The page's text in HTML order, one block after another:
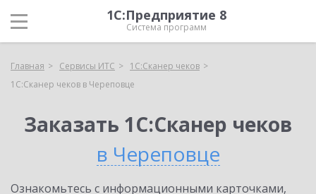
1С:Предприятие 8
Система программ
Главная Сервисы ИТС
1С:Сканер чеков
1С:Сканер чеков в Череповце
Заказать 1С:Сканер чеков
в Череповце
Ознакомьтесь с информационными карточками,